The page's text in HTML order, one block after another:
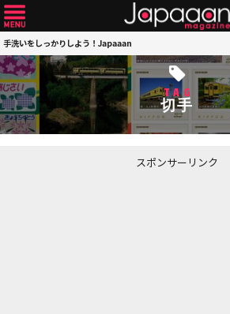
手洗いをしっかりしよう！Japaaan
TAG
切手
スポンサーリンク